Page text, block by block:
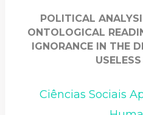
POLITICAL
ONTOLOGICAL
IGNORANCE IN THE
Ciências Sociais